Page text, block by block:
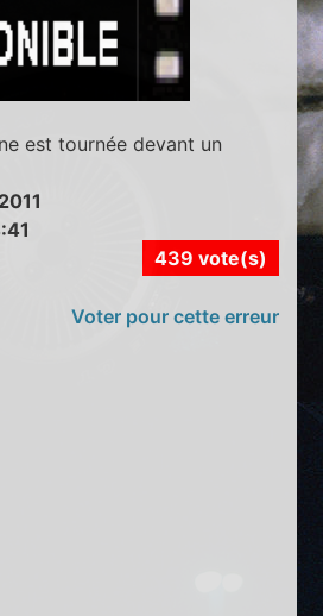
est tournée devant un
439 vote(s)
Voter pour cette erreur